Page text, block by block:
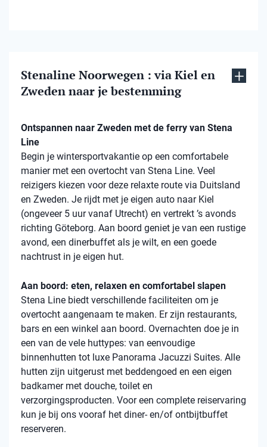
Stenaline Noorwegen : via Kiel en
Zweden naar je bestemming
Ontspannen naar Zweden met de ferry van Stena
Line
Begin je wintersportvakantie op een comfortabele
manier met een overtocht van Stena Line. Veel
reizigers kiezen voor deze relaxte route via Duitsland
en Zweden. Je rijdt met je eigen auto naar Kiel
(ongeveer 5 uur vanaf Utrecht) en vertrekt ’s avonds
richting Göteborg. Aan boord geniet je van een rustige
avond, een dinerbuffet als je wilt, en een goede
nachtrust in je eigen hut.
Aan boord: eten, relaxen en comfortabel slapen
Stena Line biedt verschillende faciliteiten om je
overtocht aangenaam te maken. Er zijn restaurants,
bars en een winkel aan boord. Overnachten doe je in
een van de vele huttypes: van eenvoudige
binnenhutten tot luxe Panorama Jacuzzi Suites. Alle
hutten zijn uitgerust met beddengoed en een eigen
badkamer met douche, toilet en
verzorgingsproducten. Voor een complete reiservaring
kun je bij ons vooraf het diner- en/of ontbijtbuffet
reserveren.